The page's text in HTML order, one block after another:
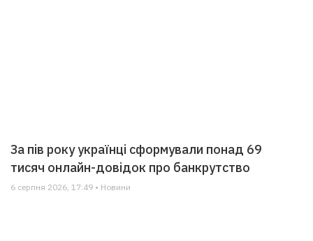
За пів року українці сформували понад 69
тисяч онлайн-довідок про банкрутство
6 серпня 2026, 17:49 • Новини